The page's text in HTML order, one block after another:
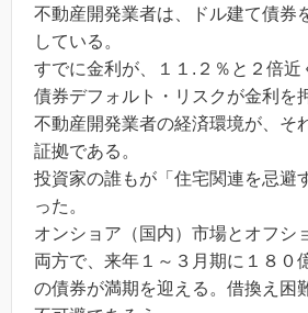
不動産開発業者は、ドル建て債券
している。
すでに金利が、１１.２％と２倍近
債券デフォルト・リスクが金利を
不動産開発業者の経済環境が、そ
証拠である。
投資家の誰もが「住宅関連を忌避
った。
オンショア（国内）市場とオフシ
両方で、来年１～３月期に１８０
の債券が満期を迎える。借換え困